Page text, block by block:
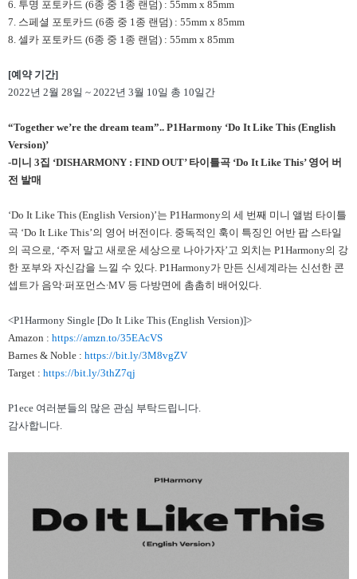
6. 투명 포토카드 (6종 중 1종 랜덤) : 55mm x 85mm
7. 스페셜 포토카드 (6종 중 1종 랜덤) : 55mm x 85mm
8. 셀카 포토카드 (6종 중 1종 랜덤) : 55mm x 85mm
[예약 기간]
2022년 2월 28일 ~ 2022년 3월 10일 총 10일간
“Together we’re the dream team”.. P1Harmony ‘Do It Like This (English
Version)’
-미니 3집 ‘DISHARMONY : FIND OUT’ 타이틀곡 ‘Do It Like This’ 영어 버
전 발매
‘Do It Like This (English Version)’는 P1Harmony의 세 번째 미니 앨범 타이틀
곡 ‘Do It Like This’의 영어 버전이다. 중독적인 훅이 특징인 어반 팝 스타일
의 곡으로, ‘주저 말고 새로운 세상으로 나아가자’고 외치는 P1Harmony의 강
한 포부와 자신감을 느낄 수 있다. P1Harmony가 만든 신세계라는 신선한 콘
셉트가 음악∙퍼포먼스∙MV 등 다방면에 촘촘히 배어있다.
<P1Harmony Single [Do It Like This (English Version)]>
Amazon : https://amzn.to/35EAcVS
Barnes & Noble : https://bit.ly/3M8vgZV
Target : https://bit.ly/3thZ7qj
P1ece 여러분들의 많은 관심 부탁드립니다.
감사합니다.